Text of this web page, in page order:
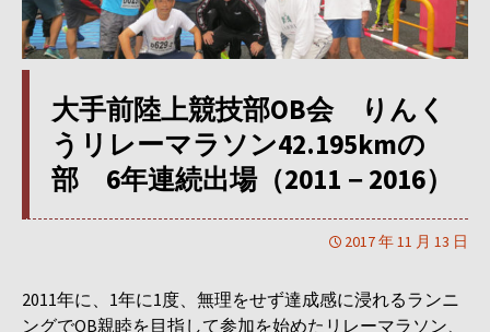
大手前陸上競技部OB会 りんく
うリレーマラソン42.195kmの
部 6年連続出場（2011－2016）
2017 年 11 月 13 日
2011年に、1年に1度、無理をせず達成感に浸れるランニ
ングでOB親睦を目指して参加を始めたリレーマラソン、